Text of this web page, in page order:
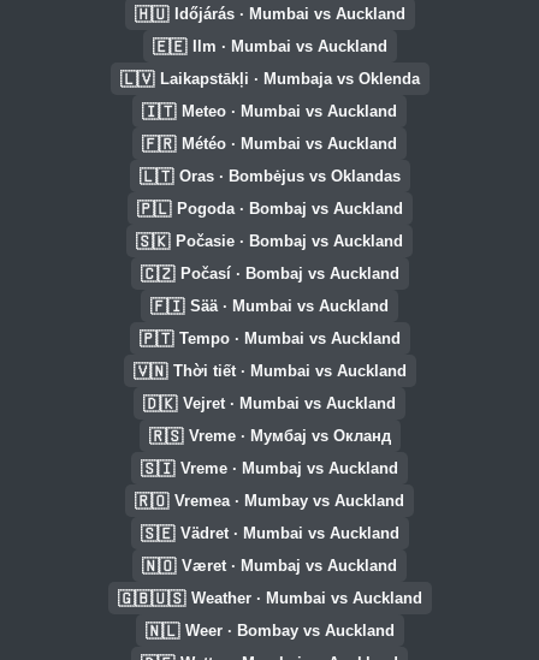
🇭🇺 Időjárás · Mumbai vs Auckland
🇪🇪 Ilm · Mumbai vs Auckland
🇱🇻 Laikapstākļi · Mumbaja vs Oklenda
🇮🇹 Meteo · Mumbai vs Auckland
🇫🇷 Météo · Mumbai vs Auckland
🇱🇹 Oras · Bombėjus vs Oklandas
🇵🇱 Pogoda · Bombaj vs Auckland
🇸🇰 Počasie · Bombaj vs Auckland
🇨🇿 Počasí · Bombaj vs Auckland
🇫🇮 Sää · Mumbai vs Auckland
🇵🇹 Tempo · Mumbai vs Auckland
🇻🇳 Thời tiết · Mumbai vs Auckland
🇩🇰 Vejret · Mumbai vs Auckland
🇷🇸 Vreme · Мумбај vs Окланд
🇸🇮 Vreme · Mumbaj vs Auckland
🇷🇴 Vremea · Mumbay vs Auckland
🇸🇪 Vädret · Mumbai vs Auckland
🇳🇴 Været · Mumbaj vs Auckland
🇬🇧🇺🇸 Weather · Mumbai vs Auckland
🇳🇱 Weer · Bombay vs Auckland